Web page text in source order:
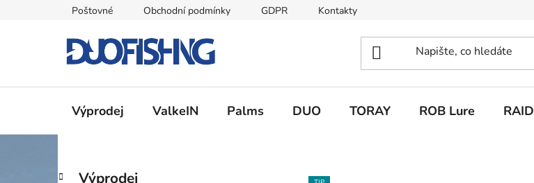
Poštovné Obchodní podmínky GDPR Kontakty
Výprodej ValkeIN Palms DUO TORAY ROB Lure RAID
PPřeskočit
K
Výprodej